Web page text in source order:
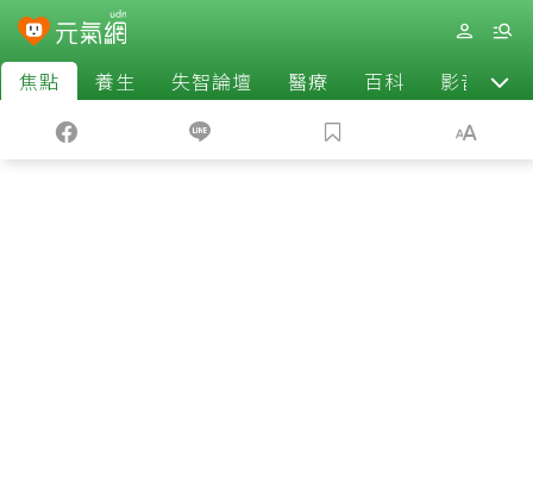
焦點 養生 失智論壇 醫療 百科 影音